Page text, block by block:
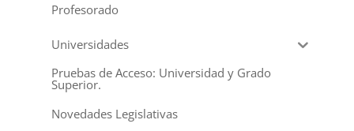
Profesorado
Universidades
Pruebas de Acceso: Universidad y Grado
Superior.
Novedades Legislativas